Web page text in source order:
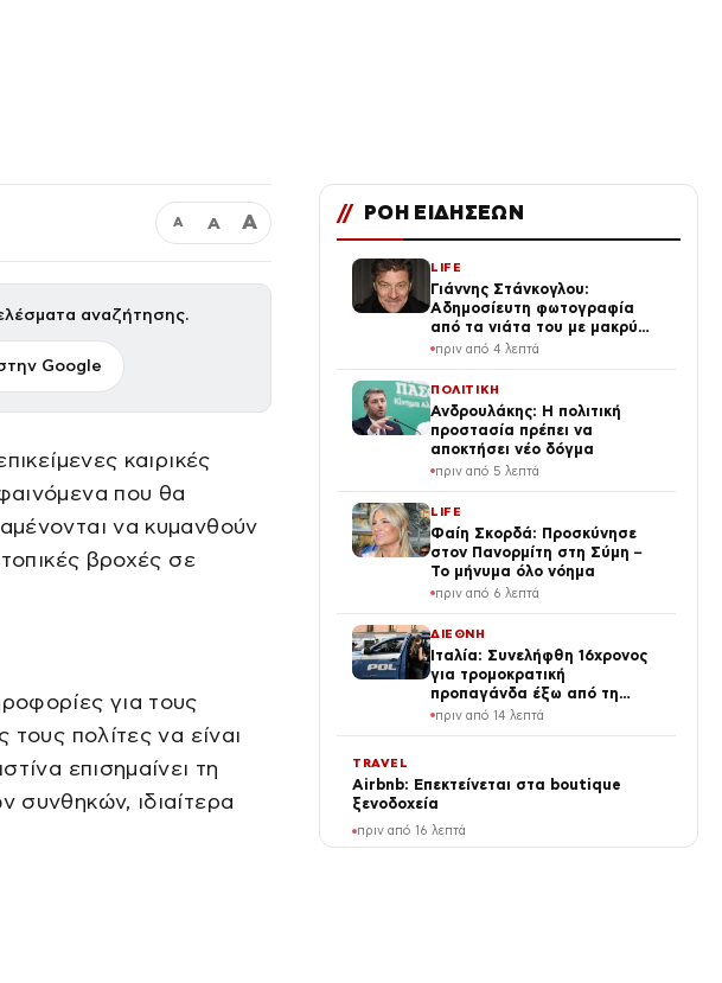
Α Α Α
αναζήτησης.
Google
καιρικές
που θα
να κυμανθούν
βροχές σε
για τους
πολίτες να είναι
επισημαίνει τη
συνθηκών, ιδιαίτερα
// ΡΟΗ ΕΙΔΗΣΕΩΝ
LIFE
Γιάννης Στάνκογλου:
Αδημοσίευτη φωτογραφία
από τα νιάτα του με μακρύ
μαλλί, τσιγάρο και ουίσκι
πριν από 4 λεπτά
ΠΟΛΙΤΙΚΗ
Ανδρουλάκης: Η πολιτική
προστασία πρέπει να
αποκτήσει νέο δόγμα
πριν από 5 λεπτά
LIFE
Φαίη Σκορδά: Προσκύνησε
στον Πανορμίτη στη Σύμη –
Το μήνυμα όλο νόημα
πριν από 6 λεπτά
ΔΙΕΘΝΗ
Ιταλία: Συνελήφθη 16χρονος
για τρομοκρατική
προπαγάνδα έξω από τη
Φλωρεντία
πριν από 14 λεπτά
TRAVEL
Airbnb: Επεκτείνεται στα boutique
ξενοδοχεία
πριν από 16 λεπτά